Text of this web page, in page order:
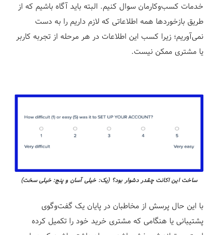
خدمات کسب‌وکارمان سوال کنیم. البته باید آگاه باشیم که از
طریق بازخوردها همه اطلاعاتی که لازم داریم را به دست
نمی‌آوریم؛ زیرا کسب این اطلاعات در هر مرحله از تجربه کاربر
یا مشتری ممکن نیست.
ساخت این اکانت چقدر دشوار بود؟ (یک: خیلی آسان و پنج: خیلی سخت)
با این حال پرسش از مخاطبان در پایان یک گفت‌وگوی
پشتیبانی یا هنگامی که مشتری خرید خود را تکمیل کرده‌